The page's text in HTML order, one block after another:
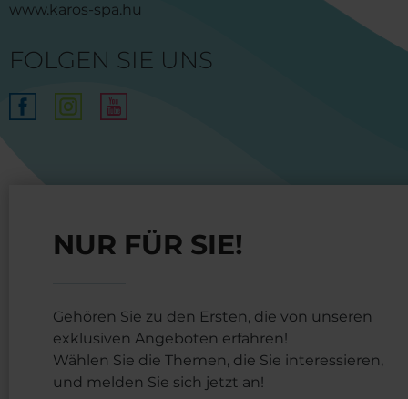
www.karos-spa.hu
FOLGEN SIE UNS
NUR FÜR SIE!
Gehören Sie zu den Ersten, die von unseren
exklusiven Angeboten erfahren!
Wählen Sie die Themen, die Sie interessieren,
und melden Sie sich jetzt an!